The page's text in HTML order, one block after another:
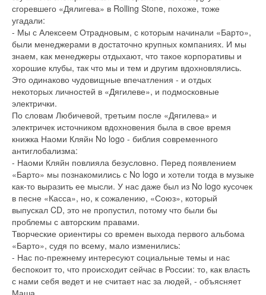
сгоревшего «Дялигева» в Rolling Stone, похоже, тоже
угадали:
- Мы с Алексеем Отрадновым, с которым начинали «Барто»,
были менеджерами в достаточно крупных компаниях. И мы
знаем, как менеджеры отдыхают, что такое корпоративы и
хорошие клубы, так что мы и тем и другим вдохновлялись.
Это одинаково чудовищные впечатления - и отдых
некоторых личностей в «Дягилеве», и подмосковные
электрички.
По словам Любичевой, третьим после «Дягилева» и
электричек источником вдохновения была в свое время
книжка Наоми Кляйн No logo - библия современного
антиглобализма:
- Наоми Кляйн повлияла безусловно. Перед появлением
«Барто» мы познакомились с No logo и хотели тогда в музыке
как-то выразить ее мысли. У нас даже был из No logo кусочек
в песне «Касса», но, к сожалению, «Союз», который
выпускал CD, это не пропустил, потому что были бы
проблемы с авторским правами.
Творческие ориентиры со времен выхода первого альбома
«Барто», судя по всему, мало изменились:
- Нас по-прежнему интересуют социальные темы и нас
беспокоит то, что происходит сейчас в России: то, как власть
с нами себя ведет и не считает нас за людей, - объясняет
Маша.